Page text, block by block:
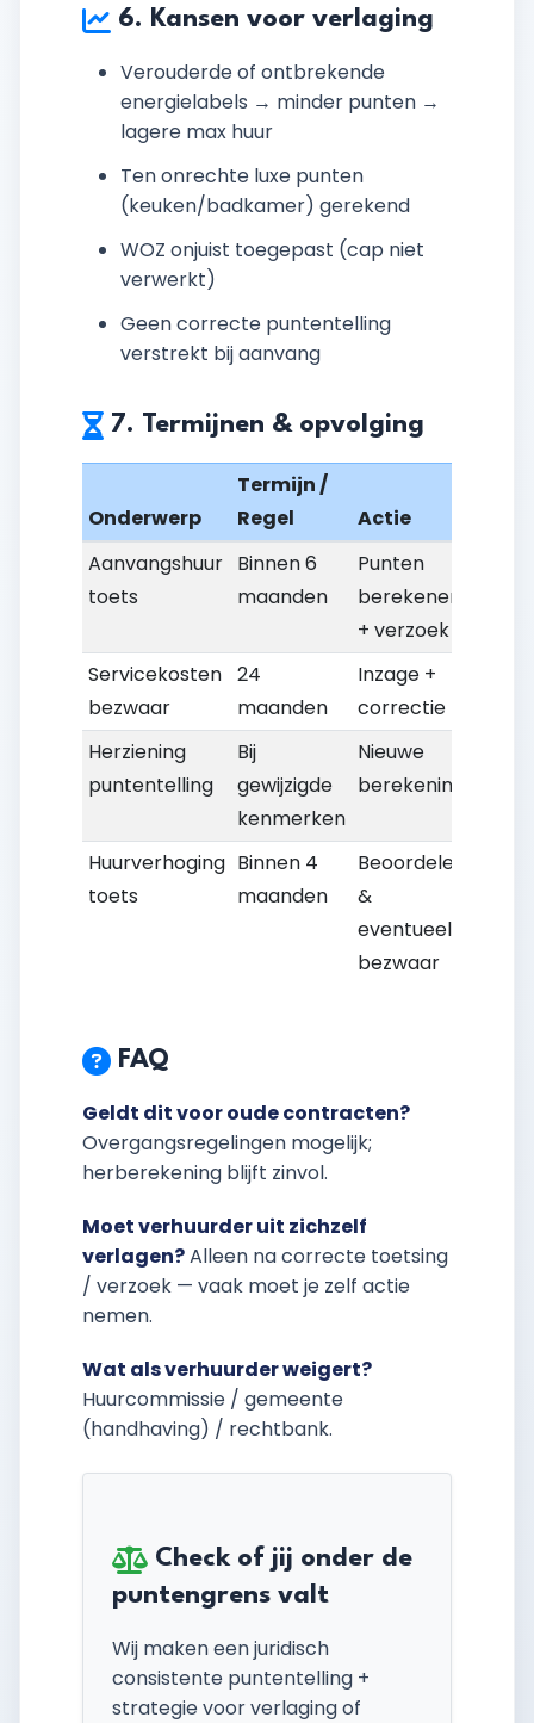
6. Kansen voor verlaging
Verouderde of ontbrekende
energielabels → minder punten →
lagere max huur
Ten onrechte luxe punten
(keuken/badkamer) gerekend
WOZ onjuist toegepast (cap niet
verwerkt)
Geen correcte puntentelling
verstrekt bij aanvang
7. Termijnen & opvolging
Onderwerp
Termijn /
Regel
Actie
Aanvangshuur
toets
Binnen 6
maanden
Punten
berekenen
+ verzoek
Servicekosten
bezwaar
24
maanden
Inzage +
correctie
Herziening
puntentelling
Bij
gewijzigde
kenmerken
Nieuwe
berekening
Huurverhoging
toets
Binnen 4
maanden
Beoordelen
&
eventueel
bezwaar
FAQ
Geldt dit voor oude contracten?
Overgangsregelingen mogelijk;
herberekening blijft zinvol.
Moet verhuurder uit zichzelf
verlagen?Alleen na correcte toetsing
/ verzoek — vaak moet je zelf actie
nemen.
Wat als verhuurder weigert?
Huurcommissie / gemeente
(handhaving) / rechtbank.
Check of jij onder de
puntengrens valt
Wij maken een juridisch
consistente puntentelling +
strategie voor verlaging of